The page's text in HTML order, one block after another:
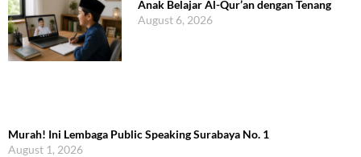
Anak Belajar Al-Qur’an dengan Tenang
August 6, 2026
Murah! Ini Lembaga Public Speaking Surabaya No. 1
August 1, 2026